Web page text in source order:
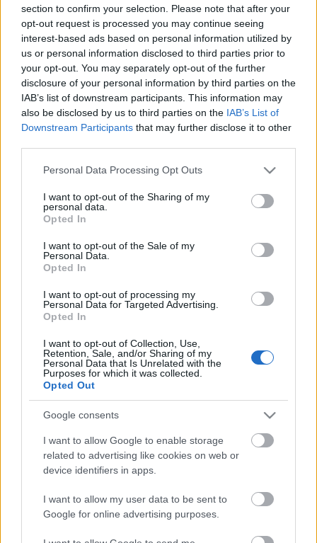
section to confirm your selection. Please note that after your
opt-out request is processed you may continue seeing
interest-based ads based on personal information utilized by
us or personal information disclosed to third parties prior to
your opt-out. You may separately opt-out of the further
disclosure of your personal information by third parties on the
IAB’s list of downstream participants. This information may
also be disclosed by us to third parties on the IAB’s List of
Downstream Participants that may further disclose it to other
Please note that this website/app uses one or more Google
not limited to your visit or usage behaviour. You may click to
grant or deny consent to Google and its third-party tags to
use your data for below specified purposes in below Google
consent section.
Personal Data Processing Opt Outs
I want to opt-out of the Sharing of my
personal data.
Opted In
I want to opt-out of the Sale of my
Personal Data.
Opted In
I want to opt-out of processing my
Personal Data for Targeted Advertising.
Opted In
I want to opt-out of Collection, Use,
Retention, Sale, and/or Sharing of my
Personal Data that Is Unrelated with the
Purposes for which it was collected.
Opted Out
Google consents
I want to allow Google to enable storage
related to advertising like cookies on web or
device identifiers in apps.
I want to allow my user data to be sent to
Google for online advertising purposes.
Yzerman és Leetch is halhatatlan
lesz
stero 2009. június 25.
a 2009-ben a Hírességek Csarnokába kerülő
nagyságok névsorát. Igazán erős társaság jött össze
a november kilencedikén tartandó beiktatási
ünnepségre. A Hockey Hall of Fame következő öt
Yzerman aranyat akar Kanadának
Ryan O'Brien•2008. október 21.
válogatott csapatvezetőjének Steve Yzermant. A
legendás játékos évek óta vezeti a csapatot a
világbajnokságokon. A nemzetközi szövetség is
terjedelmes anyagban foglalkozott az
üggyel.Néhány nappal azután, hogy az oroszok…
Yzerman a világbajnok élén
F. Kapus•2008. február 05.
A 2008-as vébére a kanadai szövetség ismét Steve